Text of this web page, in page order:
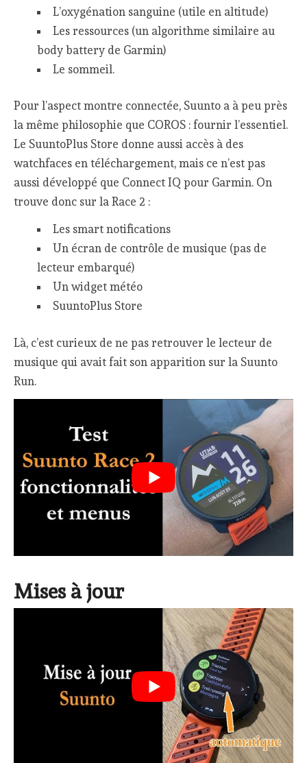
L’oxygénation sanguine (utile en altitude)
Les ressources (un algorithme similaire au
body battery de Garmin)
Le sommeil.
Pour l’aspect montre connectée, Suunto a à peu près
la même philosophie que COROS : fournir l’essentiel.
Le SuuntoPlus Store donne aussi accès à des
watchfaces en téléchargement, mais ce n’est pas
aussi développé que Connect IQ pour Garmin. On
trouve donc sur la Race 2 :
Les smart notifications
Un écran de contrôle de musique (pas de
lecteur embarqué)
Un widget météo
SuuntoPlus Store
Là, c’est curieux de ne pas retrouver le lecteur de
musique qui avait fait son apparition sur la Suunto
Run.
Mises à jour